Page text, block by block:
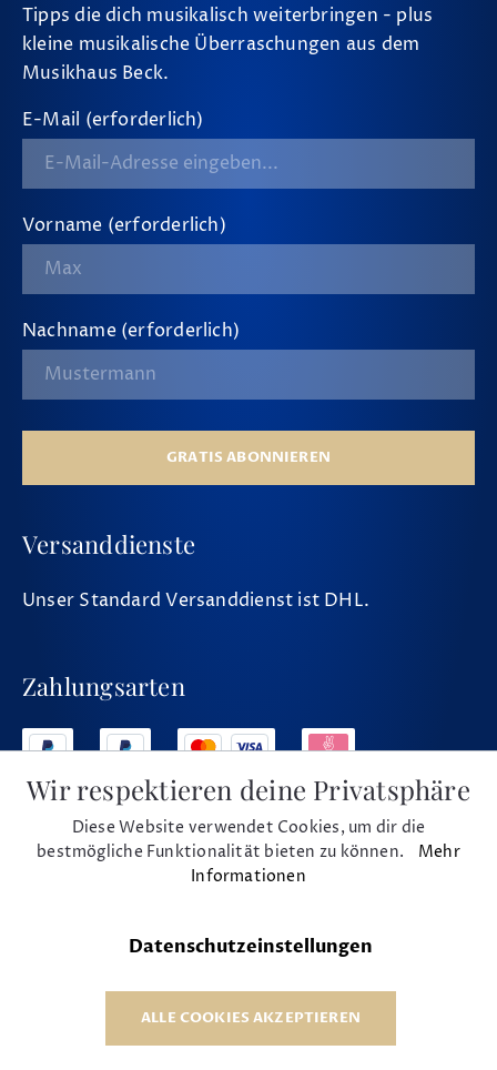
Tipps die dich musikalisch weiterbringen - plus
kleine musikalische Überraschungen aus dem
Musikhaus Beck.
E-Mail (erforderlich)
Vorname (erforderlich)
Nachname (erforderlich)
GRATIS ABONNIEREN
Versanddienste
Unser Standard Versanddienst ist DHL.
Zahlungsarten
Social Media
© 1975 - 2026 Musikhaus Beck e.K.
Wir respektieren deine Privatsphäre
Diese Website verwendet Cookies, um dir die
bestmögliche Funktionalität bieten zu können. Mehr
Informationen
Datenschutzeinstellungen
ALLE COOKIES AKZEPTIEREN